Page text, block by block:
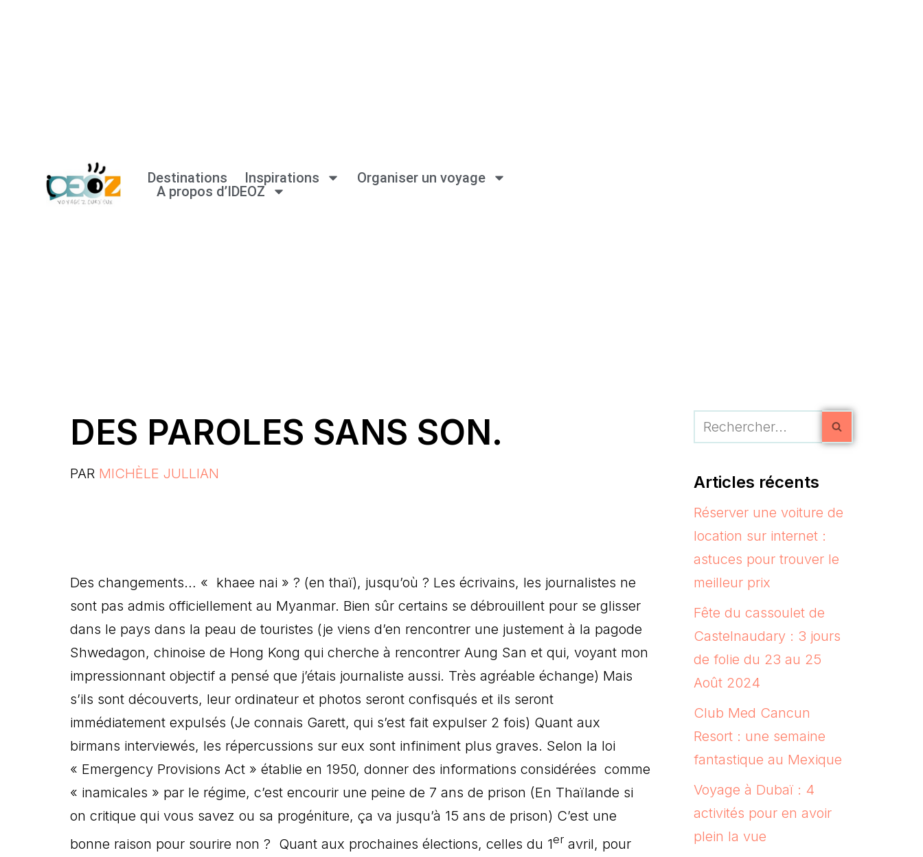
Destinations Inspirations
Organiser un voyage
A propos d’IDEOZ
DES PAROLES SANS SON.
PAR MICHÈLE JULLIAN
Des changements… « khaee nai » ? (en thaï), jusqu’où ? Les écrivains, les journalistes ne
sont pas admis officiellement au Myanmar. Bien sûr certains se débrouillent pour se glisser
dans le pays dans la peau de touristes (je viens d’en rencontrer une justement à la pagode
Shwedagon, chinoise de Hong Kong qui cherche à rencontrer Aung San et qui, voyant mon
impressionnant objectif a pensé que j’étais journaliste aussi. Très agréable échange) Mais
s’ils sont découverts, leur ordinateur et photos seront confisqués et ils seront
immédiatement expulsés (Je connais Garett, qui s’est fait expulser 2 fois) Quant aux
birmans interviewés, les répercussions sur eux sont infiniment plus graves. Selon la loi
« Emergency Provisions Act » établie en 1950, donner des informations considérées comme
« inamicales » par le régime, c’est encourir une peine de 7 ans de prison (En Thaïlande si
on critique qui vous savez ou sa progéniture, ça va jusqu’à 15 ans de prison) C’est une
bonne raison pour sourire non ? Quant aux prochaines élections, celles du 1er avril, pour
Articles récents
Réserver une voiture de
location sur internet :
astuces pour trouver le
meilleur prix
Fête du cassoulet de
Castelnaudary : 3 jours
de folie du 23 au 25
Août 2024
Club Med Cancun
Resort : une semaine
fantastique au Mexique
Voyage à Dubaï : 4
activités pour en avoir
plein la vue